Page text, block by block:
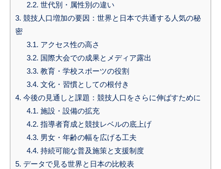
2.2. 世代別・属性別の違い
3. 競技人口増加の要因：世界と日本で共通する人気の秘
密
3.1. アクセス性の高さ
3.2. 国際大会での成果とメディア露出
3.3. 教育・学校スポーツの役割
3.4. 文化・習慣としての根付き
4. 今後の見通しと課題：競技人口をさらに伸ばすために
4.1. 施設・設備の拡充
4.2. 指導者育成と競技レベルの底上げ
4.3. 男女・年齢の幅を広げる工夫
4.4. 持続可能な普及施策と支援制度
5. データで見る世界と日本の比較表